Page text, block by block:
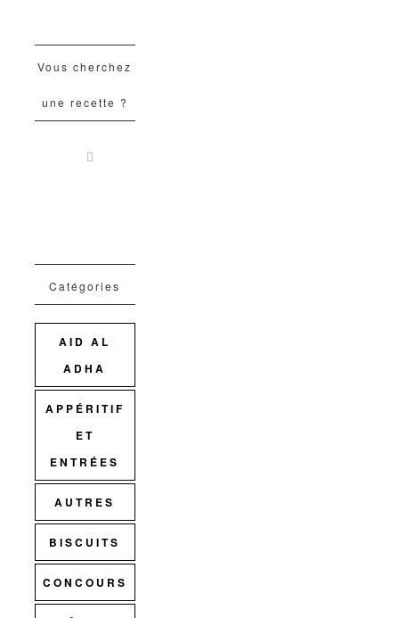
Vous cherchez
une recette ?
Catégories
AID AL
ADHA
APPÉRITIF
ET
ENTRÉES
AUTRES
BISCUITS
CONCOURS